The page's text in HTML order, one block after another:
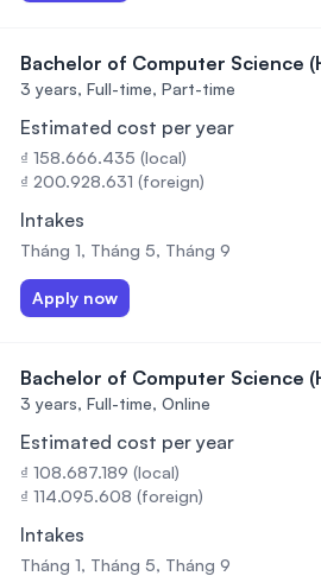
Bachelor of Computer Science
3 years, Full-time, Part-time
Estimated cost per year
₫ 158.666.435 (local)
₫ 200.928.631 (foreign)
Intakes
Tháng 1, Tháng 5, Tháng 9
Apply now
Bachelor of Computer Science
3 years, Full-time, Online
Estimated cost per year
₫ 108.687.189 (local)
₫ 114.095.608 (foreign)
Intakes
Tháng 1, Tháng 5, Tháng 9